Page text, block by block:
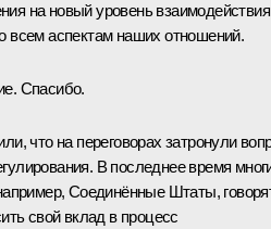
на новый уровень взаимодействия
всем аспектам наших отношений.
Спасибо.
что на переговорах затронули
В последнее время
Соединённые Штаты,
свой вклад в процесс